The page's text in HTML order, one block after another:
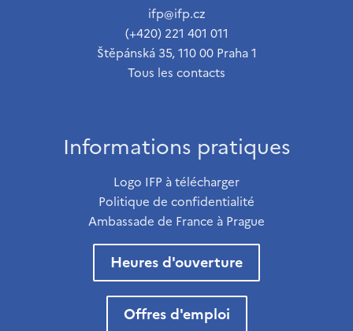
ifp@ifp.cz
(+420) 221 401 011
Štěpánská 35, 110 00 Praha 1
Tous les contacts
Informations pratiques
Logo IFP à télécharger
Politique de confidentialité
Ambassade de France à Prague
Heures d'ouverture
Offres d'emploi